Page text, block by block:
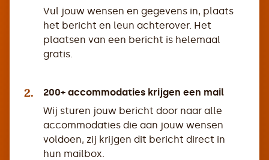
Vul jouw wensen en gegevens in, plaats
het bericht en leun achterover. Het
plaatsen van een bericht is helemaal
gratis.
2.
200+ accommodaties krijgen een mail
Wij sturen jouw bericht door naar alle
accommodaties die aan jouw wensen
voldoen, zij krijgen dit bericht direct in
hun mailbox.